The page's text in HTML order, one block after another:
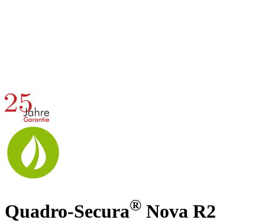
Quadro-Secura® Nova R2